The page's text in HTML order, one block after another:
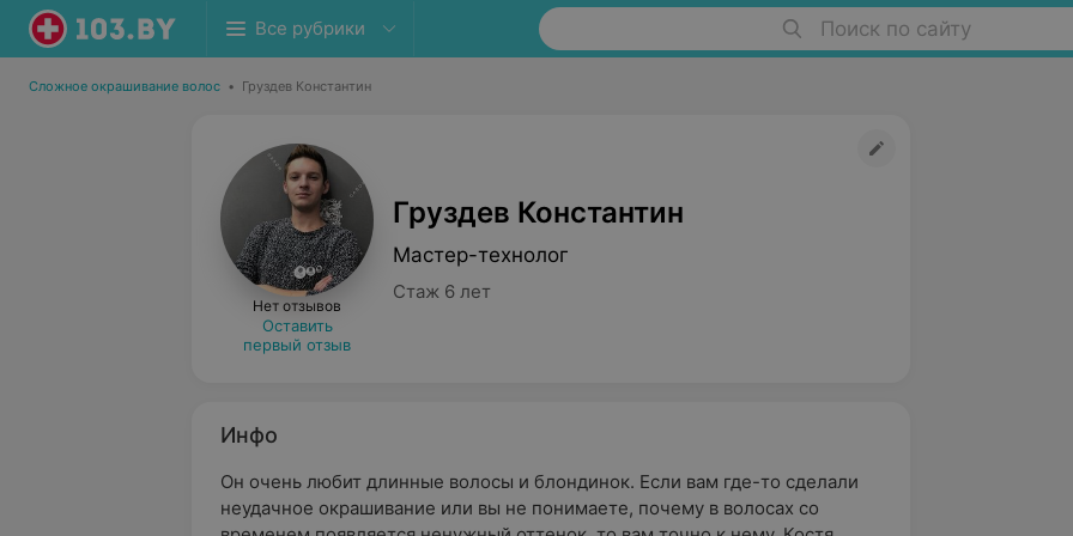
Все рубрики Поиск по сайту
Сложное окрашивание волос • Груздев Константин
Нет отзывов
Оставить
первый отзыв
Груздев Константин
Мастер-технолог
Стаж 6 лет
Инфо
Он очень любит длинные волосы и блондинок. Если вам где-то сделали
неудачное окрашивание или вы не понимаете, почему в волосах со